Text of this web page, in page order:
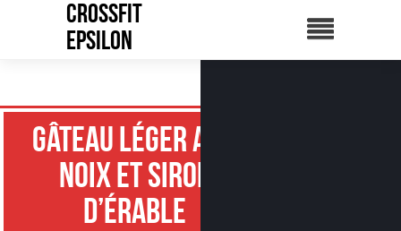
CrossFit
Epsilon
Gâteau léger aux
noix et sirop
d’érable